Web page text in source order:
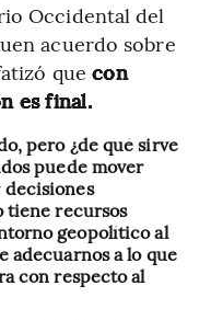
Occidental del
acuerdo sobre
que con
es final.
pero ¿de qué sirve
puede mover
decisiones
tiene recursos
geopolítico al
adecuarnos a lo que
con respecto al